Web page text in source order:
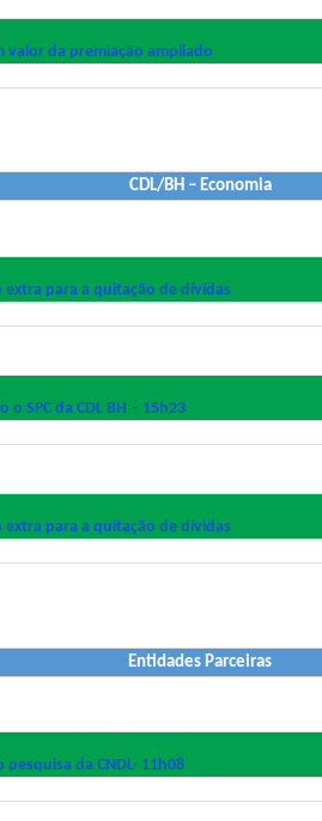
valor da premiação ampliado
CDL/BH – Economia
para a quitação de dívidas
SPC da CDL BH – 15h23
para a quitação de dívidas
Entidades Parceiras
da CNDL- 11h08